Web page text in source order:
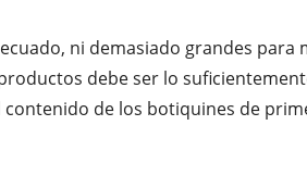
ni demasiado grandes
debe ser lo
de los botiquines de